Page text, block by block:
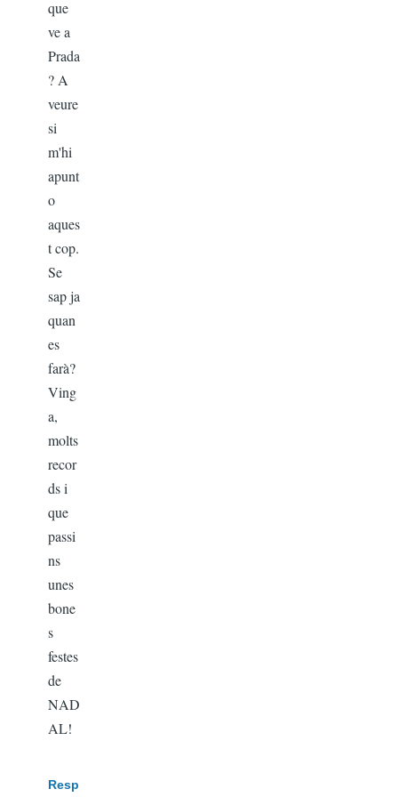
que
ve a
Prada
? A
veure
si
m'hi
apunt
o
aques
t cop.
Se
sap ja
quan
es
farà?
Ving
a,
molts
recor
ds i
que
passi
ns
unes
bone
s
festes
de
NAD
AL!
Resp